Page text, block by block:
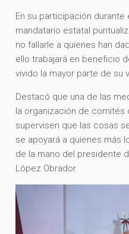
En su participación durante
mandatario estatal
no fallarle a quienes han
ello trabajará en beneficio
vivido la mayor parte de su
Destacó que una de las
la organización de comités
supervisen que las cosas
se apoyará a quienes más
de la mano del presidente
López Obrador.